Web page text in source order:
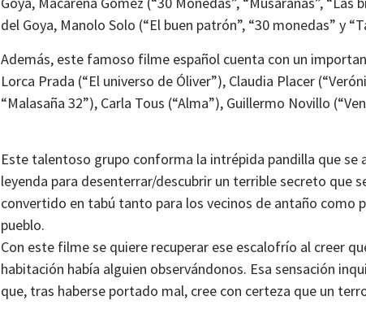
del Goya, Manolo Solo (“El buen patrón”, “30 monedas” y
Además, este famoso filme español cuenta con un
Lorca Prada (“El universo de Óliver”), Claudia Placer
“Malasaña 32”), Carla Tous (“Alma”), Guillermo Novillo
Este talentoso grupo conforma la intrépida pandilla que se
leyenda para desenterrar/descubrir un terrible secreto que
convertido en tabú tanto para los vecinos de antaño como
pueblo.
Con este filme se quiere recuperar ese escalofrío al creer
habitación había alguien observándonos. Esa sensación
que, tras haberse portado mal, cree con certeza que un